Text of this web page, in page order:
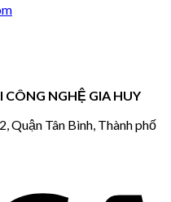
NGHỆ GIA HUY
Quận Tân Bình, Thành phố